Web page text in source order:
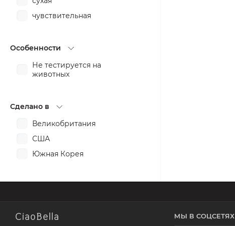
тонизирование
укрепление
успокоение
чувствительная
Особенности
Не тестируется на
животных
Сделано в
Великобритания
США
Южная Корея
CiaoBella МЫ В СОЦСЕТЯХ